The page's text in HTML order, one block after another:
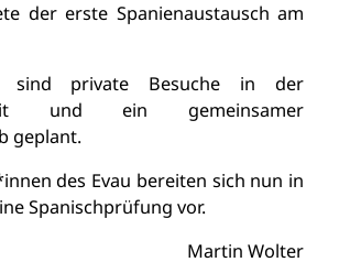
der erste Spanienaustausch am
sind private Besuche in der
und ein gemeinsamer
geplant.
des Evau bereiten sich nun in
Spanischprüfung vor.
Martin Wolter